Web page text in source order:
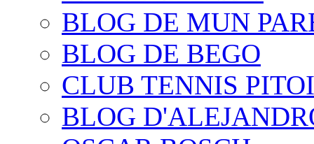
BLOG DE MUN
BLOG DE BEGO
CLUB TENNIS PITOI
BLOG